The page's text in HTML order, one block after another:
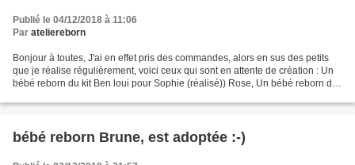
Publié le 04/12/2018 à 11:06
Par ateliereborn
Bonjour à toutes, J'ai en effet pris des commandes, alors en sus des petits
que je réalise régulièrement, voici ceux qui sont en attente de création : Un
bébé reborn du kit Ben loui pour Sophie (réalisé)) Rose, Un bébé reborn du
bébé reborn Brune, est adoptée :-)